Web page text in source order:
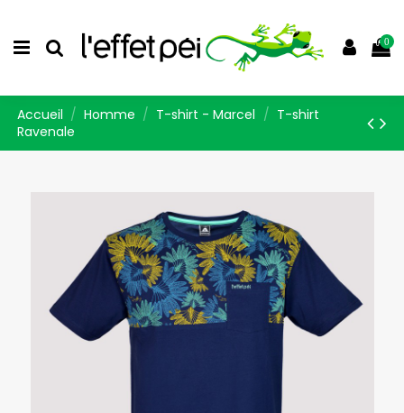
0
Accueil Homme T-shirt - Marcel
T-shirt
Ravenale